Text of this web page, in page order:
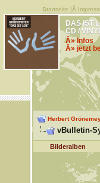
Startseite |Â
DAS IST
CD /
Â» Infos
Â» jetzt
Herbert
vBulletin-
Bilderalben